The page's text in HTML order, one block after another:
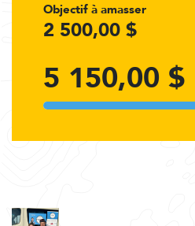
Objectif à amasser
2 500,00 $
5 150,00 $